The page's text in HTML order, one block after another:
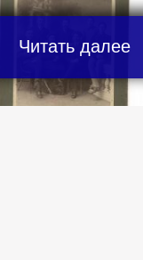
Читать далее